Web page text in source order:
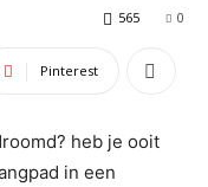
0
565
Pinterest
heb je ooit
in een